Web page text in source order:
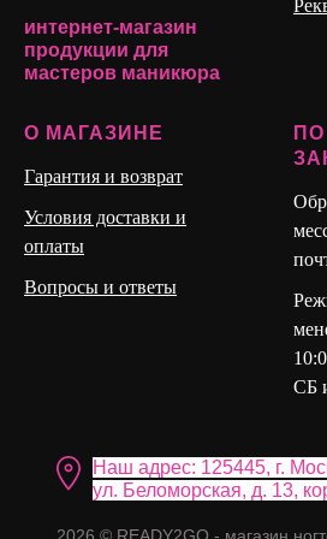
Дорогие покупатели, приглашаем
другими аксессуарами для
интернет-магазин
продукции для
мастеров маникюра
О МАГАЗИНЕ
Гарантия и возврат
Условия доставки и
оплаты
Вопросы и ответы
СБ
Наш адрес: 125445, г.
ул. Бело морская, д. 13,